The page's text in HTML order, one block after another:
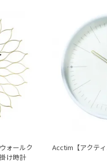
ォールク
け時計
Acctim【アクティ